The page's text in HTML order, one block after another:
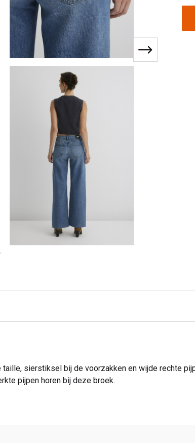
sierstiksel bij de voorzakken en wijde rechte
pijpen horen bij deze broek.